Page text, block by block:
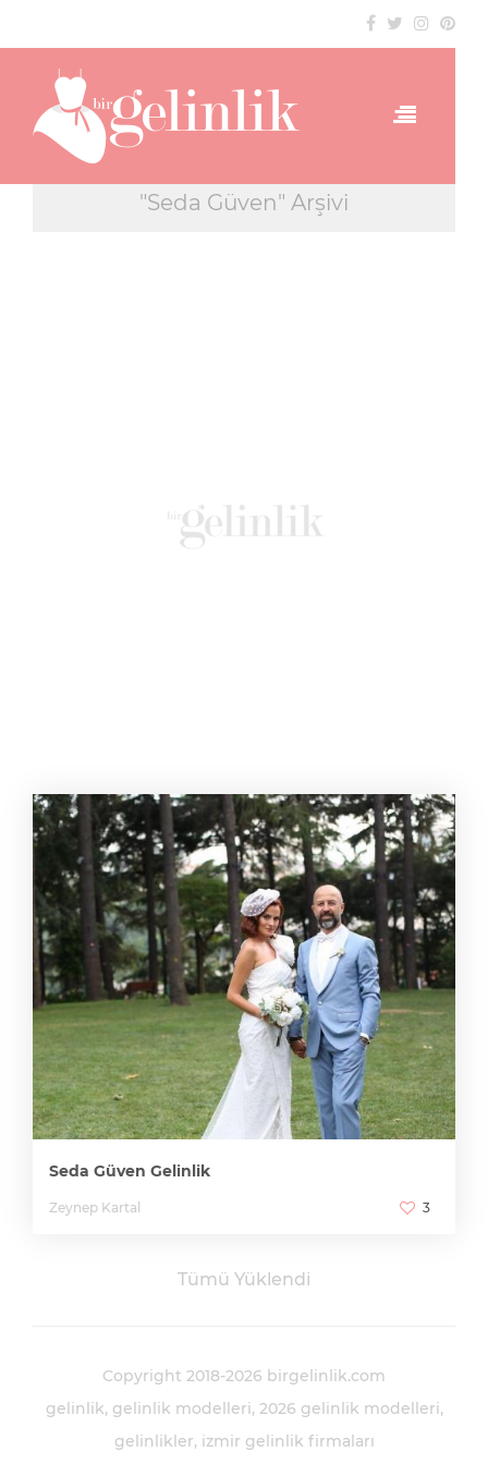
"Seda Güven" Arşivi
Seda Güven Gelinlik
Zeynep Kartal 3
Tümü Yüklendi
Copyright 2018-2026 birgelinlik.com
gelinlik gelinlik modelleri 2026 gelinlik modelleri
gelinlikler izmir gelinlik firmaları